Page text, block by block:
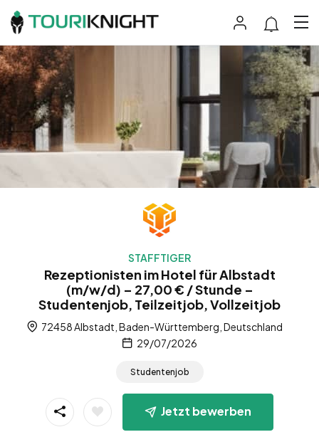
STAFFTIGER
Rezeptionisten im Hotel für Albstadt
(m/w/d) – 27,00 € / Stunde –
Studentenjob, Teilzeitjob, Vollzeitjob
72458 Albstadt, Baden-Württemberg, Deutschland
29/07/2026
Studentenjob
Jetzt bewerben